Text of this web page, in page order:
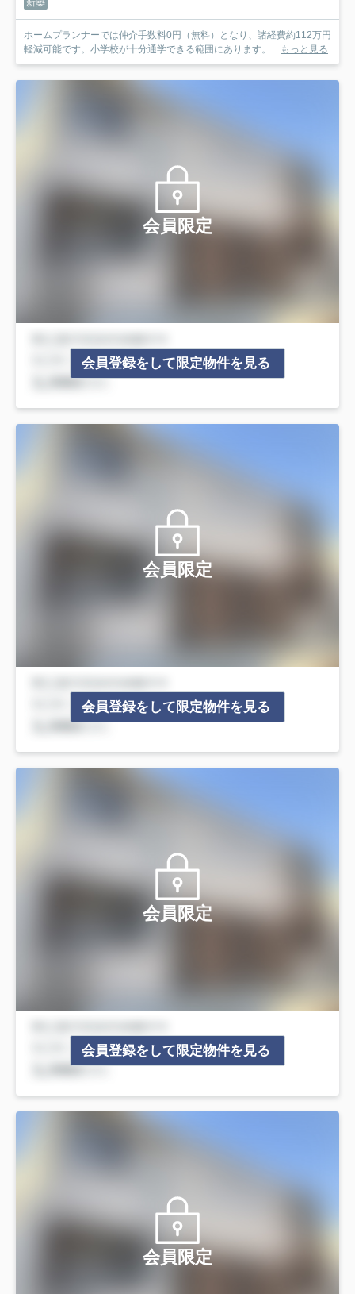
新築
ホームプランナーでは仲介手数料0円（無料）となり、諸経費約112万円
軽減可能です。小学校が十分通学できる範囲にあります。... もっと見る
会員限定
会員登録をして限定物件を見る
会員限定
会員登録をして限定物件を見る
会員限定
会員登録をして限定物件を見る
会員限定